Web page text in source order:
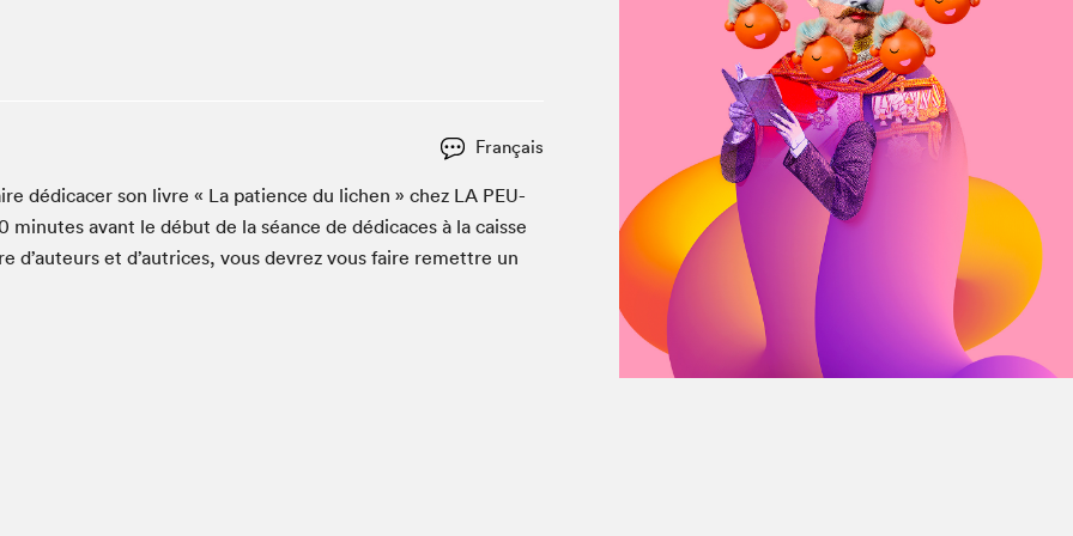
Le Salon dans ta classe
Liseur Public
Matinées scolaires Hydro-Québec
À propos du Salon
Liste des exposant·e·s
Liste des auteur·rice·s
Français
dédi­cac­er son livre « La patience du lichen » chez LA PEU­
min­utes avant le début de la séance de dédi­caces à la caisse
d’auteurs et d’autrices, vous devrez vous faire remet­tre un